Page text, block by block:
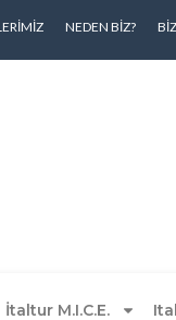
NEDEN BIZ?
İtaltur M.I.C.E.